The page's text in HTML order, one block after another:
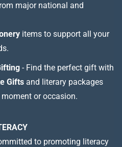
major national and
items to support all your
- Find the perfect gift with
Gifts and literary packages
or occasion.
to promoting literacy